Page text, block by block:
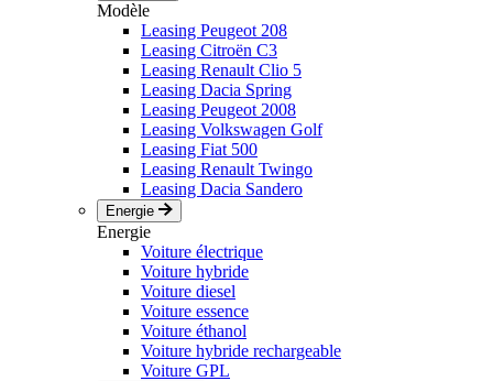
Modèle
Leasing Peugeot 208
Leasing Citroën C3
Leasing Renault Clio 5
Leasing Dacia Spring
Leasing Peugeot 2008
Leasing Volkswagen Golf
Leasing Fiat 500
Leasing Renault Twingo
Leasing Dacia Sandero
Energie
Energie
Voiture électrique
Voiture hybride
Voiture diesel
Voiture essence
Voiture éthanol
Voiture hybride rechargeable
Voiture GPL